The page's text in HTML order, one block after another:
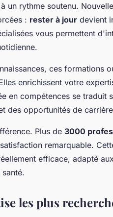
un rythme soutenu.
: rester à jour devient
vous permettent
ces formations
enrichissent votre
en compétences se traduit
des opportunités de
Plus de 3000
remarquable.
efficace, adapté
les plus